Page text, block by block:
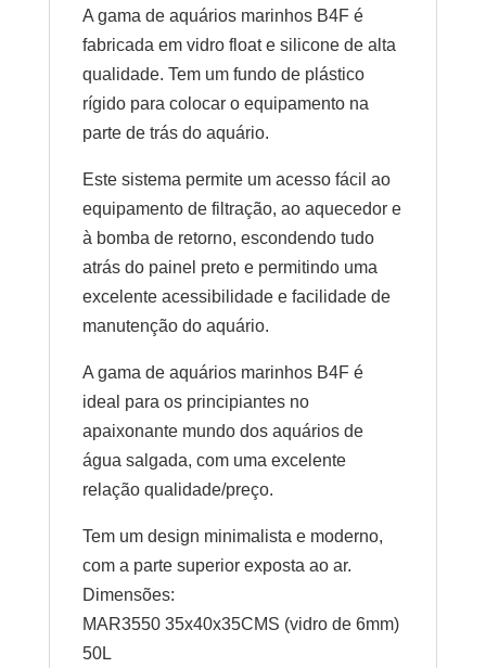
A gama de aquários marinhos B4F é
fabricada em vidro float e silicone de alta
qualidade. Tem um fundo de plástico
rígido para colocar o equipamento na
parte de trás do aquário.
Este sistema permite um acesso fácil ao
equipamento de filtração, ao aquecedor e
à bomba de retorno, escondendo tudo
atrás do painel preto e permitindo uma
excelente acessibilidade e facilidade de
manutenção do aquário.
A gama de aquários marinhos B4F é
ideal para os principiantes no
apaixonante mundo dos aquários de
água salgada, com uma excelente
relação qualidade/preço.
Tem um design minimalista e moderno,
com a parte superior exposta ao ar.
Dimensões:
MAR3550 35x40x35CMS (vidro de 6mm)
50L